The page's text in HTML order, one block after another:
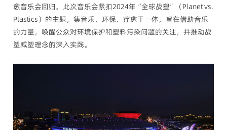
愈音乐会回归。此次音乐会紧扣2024年“全球战塑”（Planet vs.
Plastics）的主题，集音乐、环保、疗愈于一体，旨在借助音乐
的力量，唤醒公众对环境保护和塑料污染问题的关注，并推动战
塑减塑理念的深入实践。